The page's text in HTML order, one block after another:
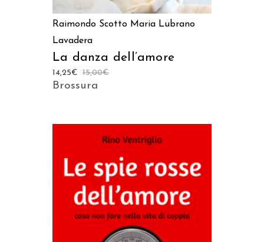
Raimondo Scotto Maria Lubrano
Lavadera
La danza dell’amore
15,00€
14,25€
Brossura